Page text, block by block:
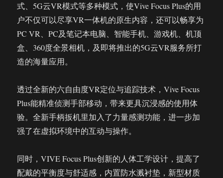
式、5G云VR模式等多种模式，使Vive Focus Plus的用
户不仅可以尽享VR一体机的原生内容，还可以畅享为
PC VR、PC及笔记本电脑、智能手机、游戏机、机顶
盒、360度全景相机，及即将推出的5G云VR服务所打
造的海量应用。
透过全新的六自由度VR定位与追踪技术，Vive Focus
Plus能精准侦测手部移动，带来更具沉浸感的使用体
验。全新手柄扳机里加入了力量感测功能，进一步加
强了在虚拟环境中的互动与操作。
同时，VIVE Focus Plus创新的人体工学设计，提高了
配戴的平衡度与舒适感，内置防水溅衬垫，新型材质